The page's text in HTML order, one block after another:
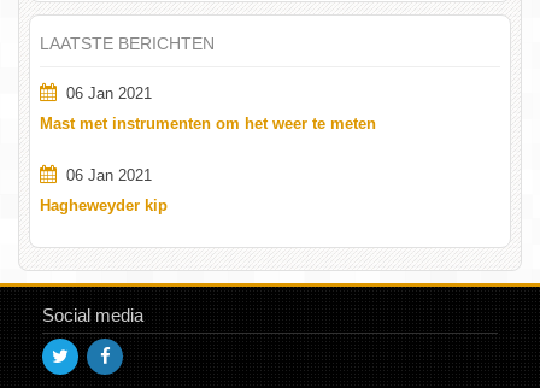
LAATSTE BERICHTEN
06 Jan 2021
Mast met instrumenten om het weer te meten
06 Jan 2021
Hagheweyder kip
Social media